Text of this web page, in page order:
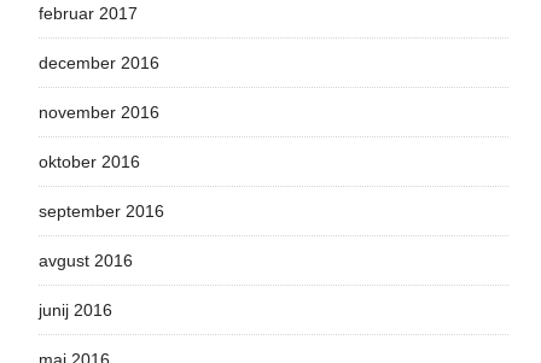
februar 2017
december 2016
november 2016
oktober 2016
september 2016
avgust 2016
junij 2016